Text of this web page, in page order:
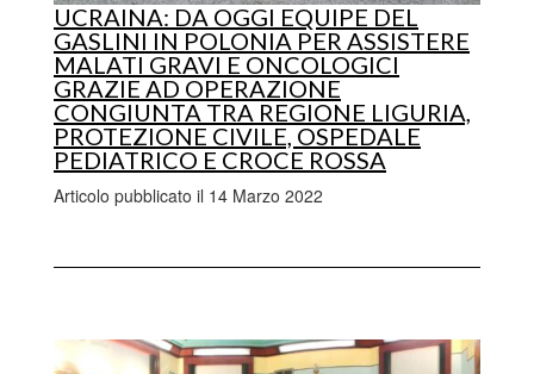
UCRAINA: DA OGGI EQUIPE DEL
GASLINI IN POLONIA PER ASSISTERE
MALATI GRAVI E ONCOLOGICI
GRAZIE AD OPERAZIONE
CONGIUNTA TRA REGIONE LIGURIA,
PROTEZIONE CIVILE, OSPEDALE
PEDIATRICO E CROCE ROSSA
Articolo pubblicato il 14 Marzo 2022